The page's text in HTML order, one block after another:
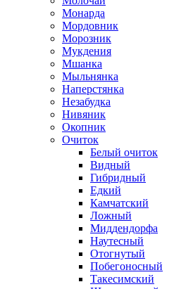
Монарда
Мордовник
Морозник
Мукдения
Мшанка
Мыльнянка
Наперстянка
Незабудка
Нивяник
Окопник
Очиток
Белый очиток
Видный
Гибридный
Едкий
Камчатский
Ложный
Миддендорфа
Наутесный
Отогнутый
Побегоносный
Такесимский